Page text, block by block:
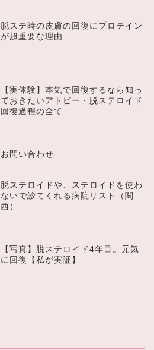
脱ステ時の皮膚の回復にプロテイン
が超重要な理由
【実体験】本気で回復するなら知っ
ておきたいアトピー・脱ステロイド
回復過程の全て
お問い合わせ
脱ステロイドや、ステロイドを使わ
ないで診てくれる病院リスト（関
西）
【写真】脱ステロイド4年目。元気
に回復【私が実証】